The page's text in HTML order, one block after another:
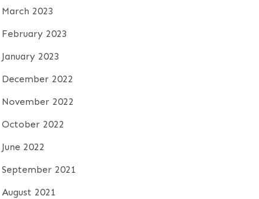
March 2023
February 2023
January 2023
December 2022
November 2022
October 2022
June 2022
September 2021
August 2021